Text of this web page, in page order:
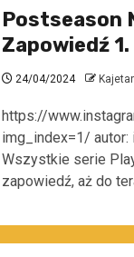
Postseason
Zapowiedź
24/04/2024
https://
img_index=1/
Wszystkie serie
zapowiedź, aż do